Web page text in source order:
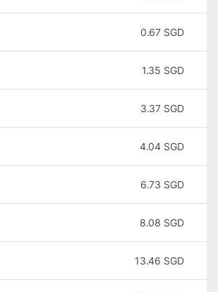
0.67 SGD
1.35 SGD
3.37 SGD
4.04 SGD
6.73 SGD
8.08 SGD
13.46 SGD